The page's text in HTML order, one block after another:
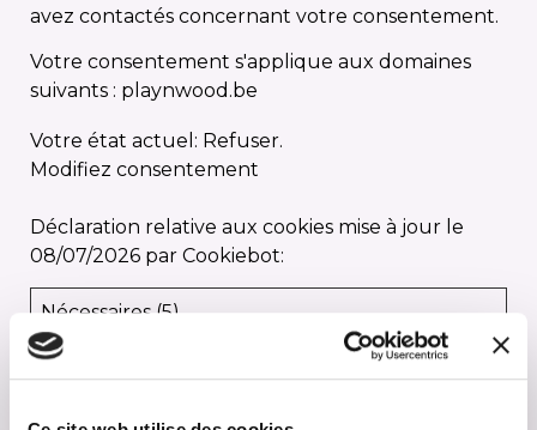
avez contactés concernant votre consentement.
Votre consentement s'applique aux domaines
suivants : playnwood.be
Votre état ​​actuel: Refuser.
Modifiez consentement
Déclaration relative aux cookies mise à jour le
08/07/2026 par Cookiebot:
Nécessaires (5)
Les cookies nécessaires contribuent à rendre
un site web utilisable en activant des fonctions